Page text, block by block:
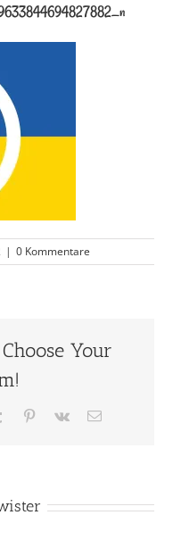
| 0 Kommentare
Your
Tumblr Pinterest
Vk
E-